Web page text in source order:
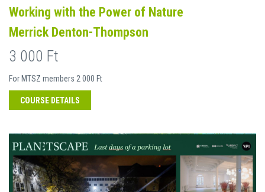
Working with the Power of Nature
Merrick Denton-Thompson
3 000 Ft
For MTSZ members 2 000 Ft
COURSE DETAILS